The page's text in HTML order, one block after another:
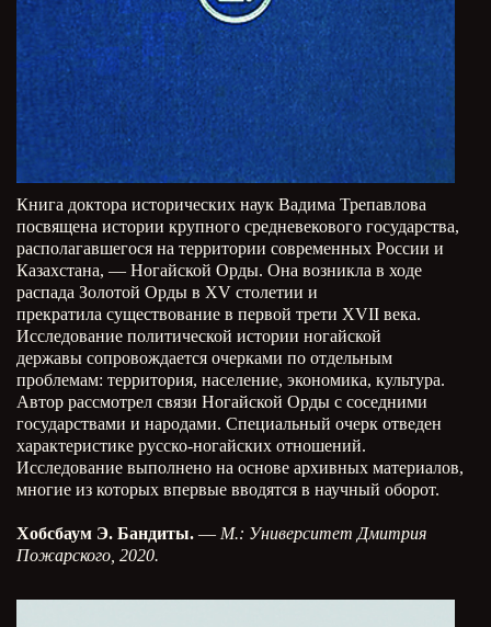
Книга доктора исторических наук Вадима Трепавлова
посвящена истории крупного средневекового государства,
располагавшегося на территории современных России и
Казахстана, — Ногайской Орды. Она возникла в ходе
распада Золотой Орды в XV столетии и
прекратила существование в первой трети XVII века.
Исследование политической истории ногайской
державы сопровождается очерками по отдельным
проблемам: территория, население, экономика, культура.
Автор рассмотрел связи Ногайской Орды с соседними
государствами и народами. Специальный очерк отведен
характеристике русско-ногайских отношений.
Исследование выполнено на основе архивных материалов,
многие из которых впервые вводятся в научный оборот.
Хобсбаум Э. Бандиты. — М.: Университет Дмитрия
Пожарского, 2020.